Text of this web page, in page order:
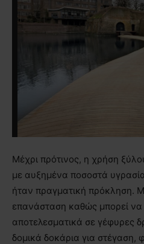
Μέχρι πρότινος, η χρήση
με αυξημένα ποσοστά
ήταν πραγματική πρόκληση.
επανάσταση καθώς μπορεί να
αποτελεσματικά σε γέφυρες
δομικά δοκάρια για στέγαση,